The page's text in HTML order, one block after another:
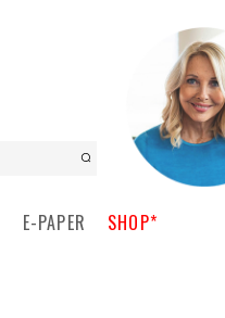
E-PAPER SHOP*